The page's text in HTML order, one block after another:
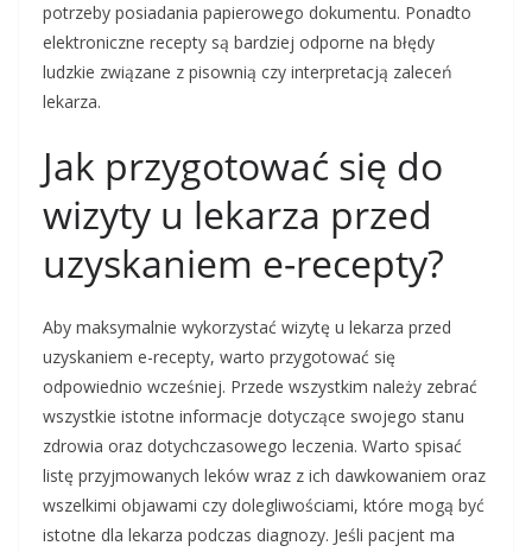
potrzeby posiadania papierowego dokumentu. Ponadto
elektroniczne recepty są bardziej odporne na błędy
ludzkie związane z pisownią czy interpretacją zaleceń
lekarza.
Jak przygotować się do
wizyty u lekarza przed
uzyskaniem e-recepty?
Aby maksymalnie wykorzystać wizytę u lekarza przed
uzyskaniem e-recepty, warto przygotować się
odpowiednio wcześniej. Przede wszystkim należy zebrać
wszystkie istotne informacje dotyczące swojego stanu
zdrowia oraz dotychczasowego leczenia. Warto spisać
listę przyjmowanych leków wraz z ich dawkowaniem oraz
wszelkimi objawami czy dolegliwościami, które mogą być
istotne dla lekarza podczas diagnozy. Jeśli pacjent ma